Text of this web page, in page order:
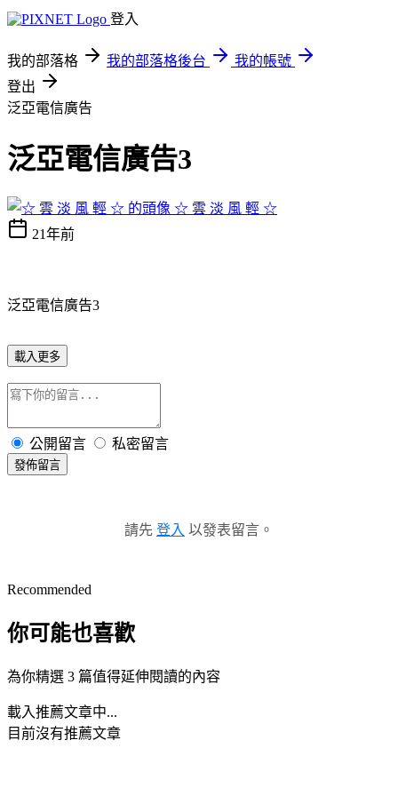
登入
我的部落格 我的部落格後台
我的帳號
登出
泛亞電信廣告
泛亞電信廣告3
☆ 雲 淡 風 輕 ☆
21年前
泛亞電信廣告3
載入更多
公開留言 私密留言
發佈留言
請先 登入 以發表留言。
Recommended
你可能也喜歡
為你精選 3 篇值得延伸閱讀的內容
載入推薦文章中...
目前沒有推薦文章